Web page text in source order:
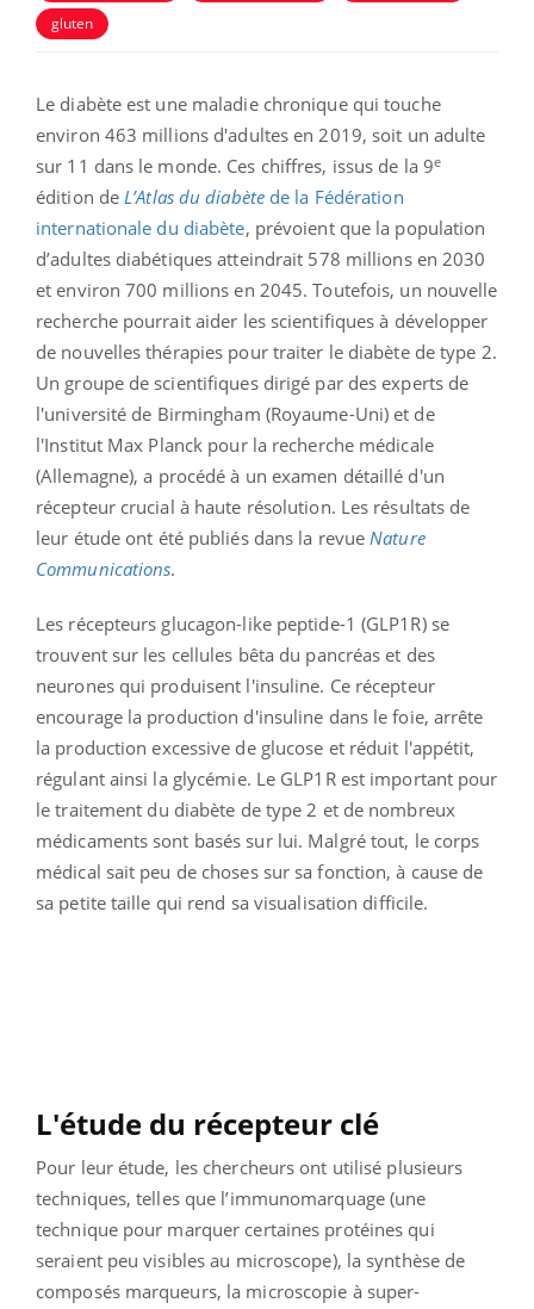
gluten
Le diabète est une maladie chronique qui touche
environ 463 millions d'adultes en 2019, soit un adulte
sur 11 dans le monde. Ces chiffres, issus de la 9e
édition deL’Atlas du diabètede la Fédération
internationale du diabète, prévoient que la population
d’adultes diabétiques atteindrait 578 millions en 2030
et environ 700 millions en 2045. Toutefois, un nouvelle
recherche pourrait aider les scientifiques à développer
de nouvelles thérapies pour traiter le diabète de type 2.
Un groupe de scientifiques dirigé par des experts de
l'université de Birmingham (Royaume-Uni) et de
l'Institut Max Planck pour la recherche médicale
(Allemagne), a procédé à un examen détaillé d'un
récepteur crucial à haute résolution. Les résultats de
leur étude ont été publiés dans la revueNature
Communications.
Les récepteurs glucagon-like peptide-1 (GLP1R) se
trouvent sur les cellules bêta du pancréas et des
neurones qui produisent l'insuline. Ce récepteur
encourage la production d'insuline dans le foie, arrête
la production excessive de glucose et réduit l'appétit,
régulant ainsi la glycémie. Le GLP1R est important pour
le traitement du diabète de type 2 et de nombreux
médicaments sont basés sur lui. Malgré tout, le corps
médical sait peu de choses sur sa fonction, à cause de
sa petite taille qui rend sa visualisation difficile.
L'étude du récepteur clé
Pour leur étude, les chercheurs ont utilisé plusieurs
techniques, telles que l’immunomarquage (une
technique pour marquer certaines protéines qui
seraient peu visibles au microscope), la synthèse de
composés marqueurs, la microscopie à super-